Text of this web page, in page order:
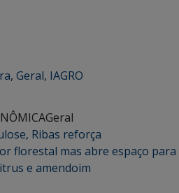
, Geral, IAGRO
Geral
Ribas reforça
florestal mas abre espaço para
e amendoim